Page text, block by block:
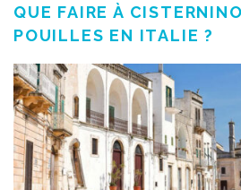
QUE FAIRE À
POUILLES EN ITALIE ?